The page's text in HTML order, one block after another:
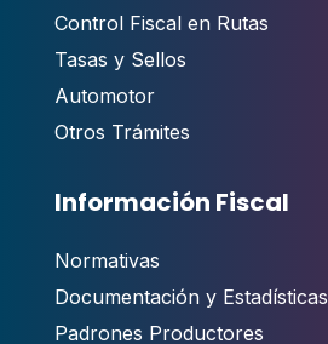
Control Fiscal en Rutas
Tasas y Sellos
Automotor
Otros Trámites
Información Fiscal
Normativas
Documentación y Estadísticas
Padrones Productores